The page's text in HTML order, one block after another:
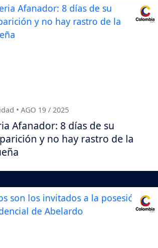
• AGO 19 / 2025
Afanador: 8 días de su
y no hay rastro de la